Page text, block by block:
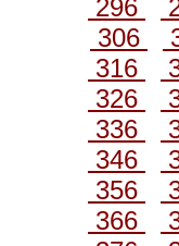
296
306
316
326
336
346
356
366